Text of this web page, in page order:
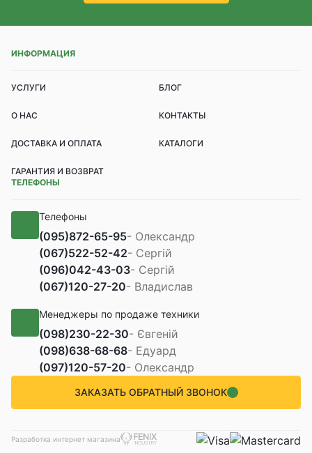
ИНФОРМАЦИЯ
УСЛУГИ БЛОГ
О НАС КОНТАКТЫ
ДОСТАВКА И ОПЛАТА КАТАЛОГИ
ГАРАНТИЯ И ВОЗВРАТ
ТЕЛЕФОНЫ
Телефоны
(095)872-65-95- Олександр
(067)522-52-42- Сергій
(096)042-43-03- Сергій
(067)120-27-20- Владислав
Менеджеры по продаже техники
(098)230-22-30- Євгеній
(098)638-68-68- Едуард
(097)120-57-20- Олександр
Разработка интернет магазина
ЗАКАЗАТЬ ОБРАТНЫЙ ЗВОНОК